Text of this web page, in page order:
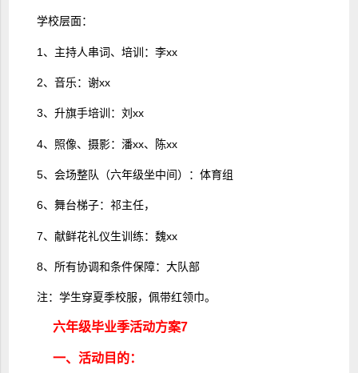
学校层面：
1、主持人串词、培训：李xx
2、音乐：谢xx
3、升旗手培训：刘xx
4、照像、摄影：潘xx、陈xx
5、会场整队（六年级坐中间）：体育组
6、舞台梯子：祁主任，
7、献鲜花礼仪生训练：魏xx
8、所有协调和条件保障：大队部
注：学生穿夏季校服，佩带红领巾。
六年级毕业季活动方案7
一、活动目的：